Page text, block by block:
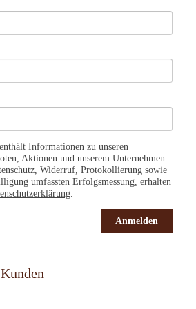
Informationen zu unseren
Aktionen und unserem Unternehmen.
Widerruf, Protokollierung sowie
umfassten Erfolgsmessung, erhalten
Anmelden